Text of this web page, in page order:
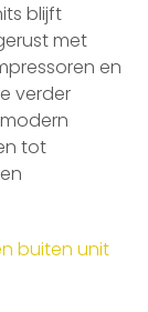
blijft
met
en
verder
tot
buiten unit